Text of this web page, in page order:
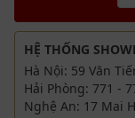
HỆ THỐNG
Hà Nội: 59 Văn
Hải Phòng: 771 -
Nghệ An: 17 Mai